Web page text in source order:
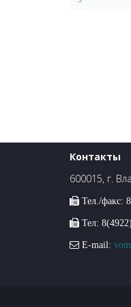
Контакты
600015, г.
Тел./факс:
Тел:
E-mail: